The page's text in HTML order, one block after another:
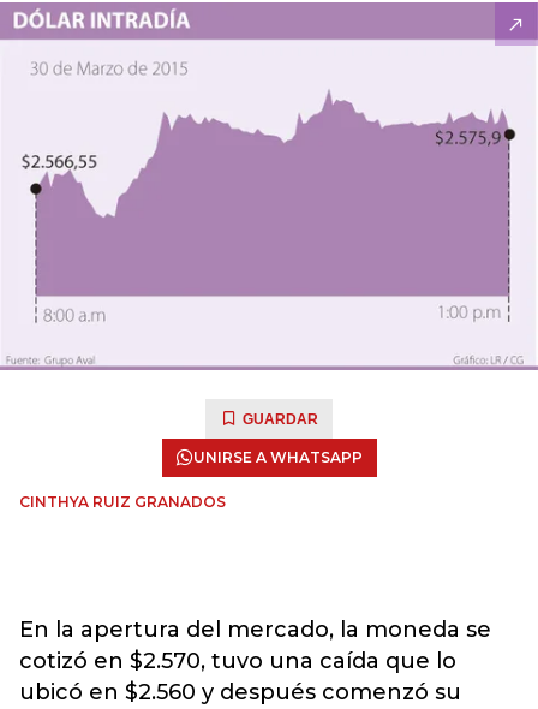
GUARDAR
UNIRSE A WHATSAPP
CINTHYA RUIZ GRANADOS
En la apertura del mercado, la moneda se
cotizó en $2.570, tuvo una caída que lo
ubicó en $2.560 y después comenzó su